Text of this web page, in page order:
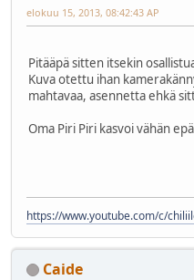
elokuu 15, 2013, 08:42:43 AP
Pitääpä sitten itsekin
Kuva otettu ihan
mahtavaa, asennetta ehkä
Oma Piri Piri kasvoi vähän
https://www.youtube.com/c/
Caide